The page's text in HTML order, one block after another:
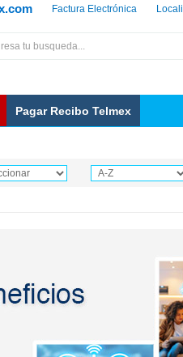
Factura Electrónica
Pagar Recibo Telmex